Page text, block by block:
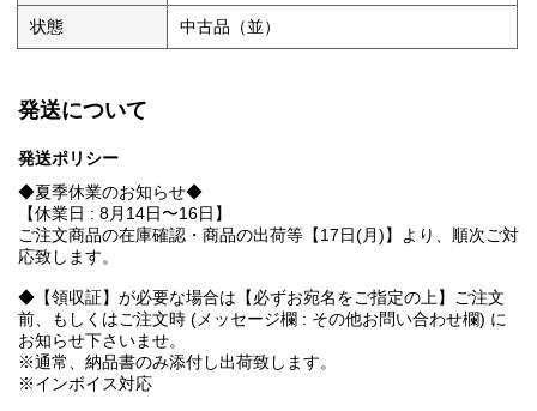
状態 中古品（並）
発送について
発送ポリシー
◆夏季休業のお知らせ◆
【休業日 : 8月14日〜16日】
ご注文商品の在庫確認・商品の出荷等【17日(月)】より、順次ご対
応致します。
◆【領収証】が必要な場合は【必ずお宛名をご指定の上】ご注文
前、もしくはご注文時 (メッセージ欄 : その他お問い合わせ欄) に
お知らせ下さいませ。
※通常、納品書のみ添付し出荷致します。
※インボイス対応